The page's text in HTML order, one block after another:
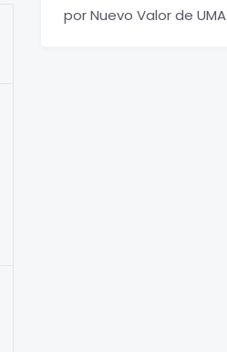
por Nuevo Valor de UMA